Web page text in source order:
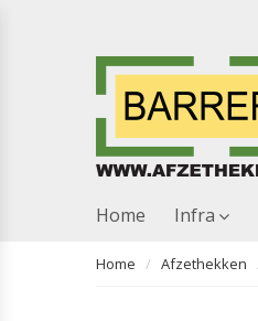
Home Infra
Home Afzethekken